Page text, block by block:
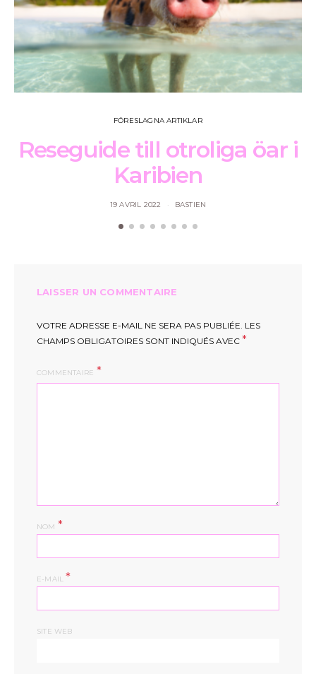
FÖRESLAGNA ARTIKLAR
Reseguide till otroliga öar i
Karibien
19 AVRIL 2022 BASTIEN
LAISSER UN COMMENTAIRE
VOTRE ADRESSE E-MAIL NE SERA PAS PUBLIÉE. LES
CHAMPS OBLIGATOIRES SONT INDIQUÉS AVEC *
COMMENTAIRE
NOM *
E-MAIL*
SITE WEB